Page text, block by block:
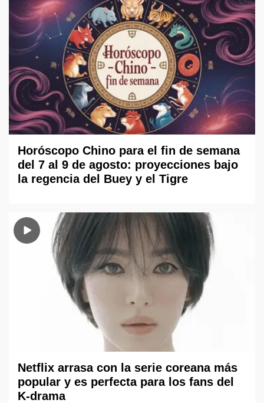
Horóscopo Chino para el fin de semana
del 7 al 9 de agosto: proyecciones bajo
la regencia del Buey y el Tigre
Netflix arrasa con la serie coreana más
popular y es perfecta para los fans del
K-drama